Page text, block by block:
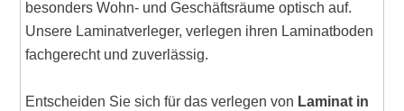
besonders Wohn- und Geschäftsräume optisch auf.
Unsere Laminatverleger, verlegen ihren Laminatboden
fachgerecht und zuverlässig.
Entscheiden Sie sich für das verlegen von Laminat in